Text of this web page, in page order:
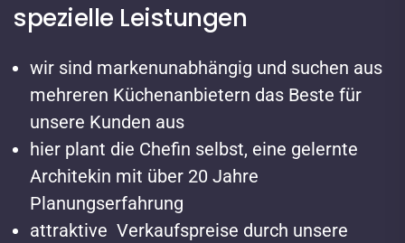
spezielle Leistungen
wir sind markenunabhängig und suchen aus
mehreren Küchenanbietern das Beste für
unsere Kunden aus
hier plant die Chefin selbst, eine gelernte
Architekin mit über 20 Jahre
Planungserfahrung
attraktive Verkaufspreise durch unsere